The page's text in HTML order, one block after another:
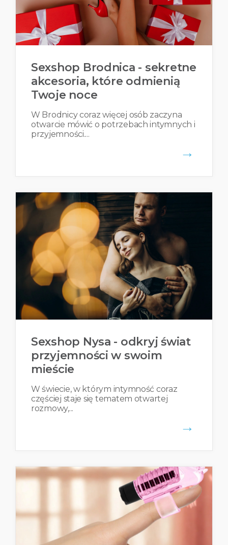
Sexshop Brodnica - sekretne
akcesoria, które odmienią
Twoje noce
W Brodnicy coraz więcej osób zaczyna
otwarcie mówić o potrzebach intymnych i
przyjemności....
→
Sexshop Nysa - odkryj świat
przyjemności w swoim
mieście
W świecie, w którym intymność coraz
częściej staje się tematem otwartej
rozmowy,...
→